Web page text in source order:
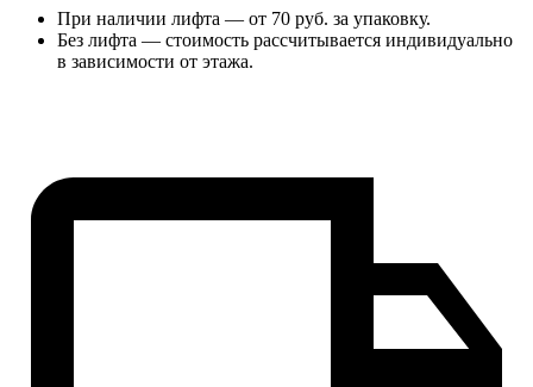
При наличии лифта — от 70 руб. за упаковку.
Без лифта — стоимость рассчитывается индивидуально
в зависимости от этажа.